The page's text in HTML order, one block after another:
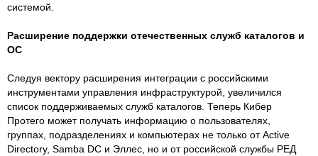
системой.
Расширение поддержки отечественных служб каталогов и
ОС
Следуя вектору расширения интеграции с российскими
инструментами управления инфраструктурой, увеличился
список поддерживаемых служб каталогов. Теперь Кибер
Протего может получать информацию о пользователях,
группах, подразделениях и компьютерах не только от Active
Directory, Samba DC и Эллес, но и от российской службы РЕД